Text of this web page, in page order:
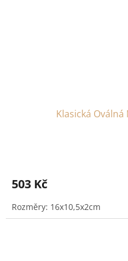
Klasická
503 Kč
Rozměry: 16x10,5x2cm